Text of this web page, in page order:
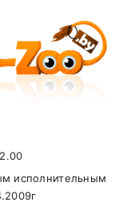
от
исполнительным